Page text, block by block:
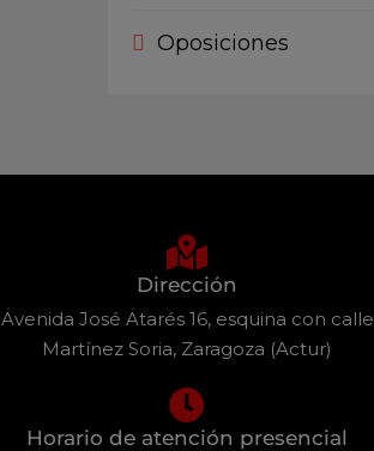
Oposiciones
Dirección
Avenida José Atarés 16, esquina con calle
Martínez Soria, Zaragoza (Actur)
Horario de atención presencial